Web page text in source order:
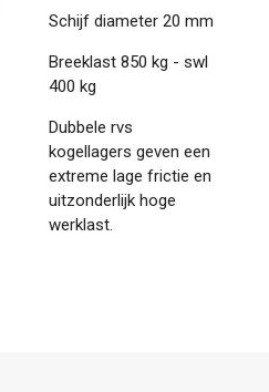
Schijf diameter 20 mm
Breeklast 850 kg - swl
400 kg
Dubbele rvs
kogellagers geven een
extreme lage frictie en
uitzonderlijk hoge
werklast.